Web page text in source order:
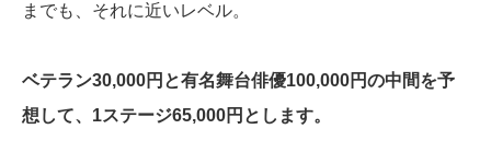
までも、それに近いレベル。
ベテラン30,000円と有名舞台俳優100,000円の中間を予
想して、1ステージ65,000円とします。